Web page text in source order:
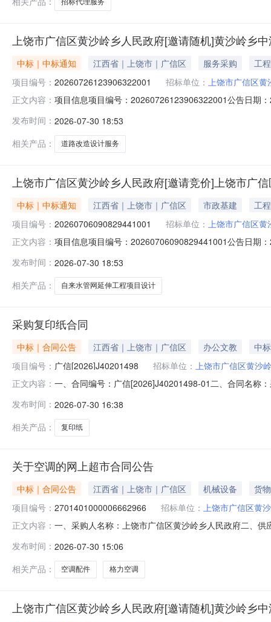
招标代理服务
上饶市广信区黄沙岭乡人民政府[邀请随机]黄沙岭乡
中标｜中标通知 江西省｜上饶市｜广信区 服务采购
工程
项目编号： 20260726123906322001 招标单位： 上饶市广信区
正文内容： 项目信息项目编号：20260726123906322001公告日期
村虎栏坑和湖山村两块坪至里三连坑道路改造工程提供
发布时间： 2026-07-30 18:53
相关产品：
道路改造设计服务
上饶市广信区黄沙岭乡人民政府[邀请竞价]上饶市广
中标｜中标通知 江西省｜上饶市｜广信区 市政基建
工程
项目编号： 20260706090829441001 招标单位： 上饶市广信区
正文内容： 项目信息项目编号：20260706090829441001公告日期
计商品信息商品名称品牌参数数量报价(元)总价(元)个
发布时间： 2026-07-30 18:53
相关产品：
自来水管网延伸工程项目设计
采购复印纸合同
中标｜合同公告 江西省｜上饶市｜广信区 办公文教
中
项目编号： 广信[2026]J40201498 招标单位： 上饶市广信区黄沙
正文内容： 一、合同编号：广信[2026]J40201498-01二、合同名称
信息主要标的名称：复印纸规格型号（或服务要求）：
发布时间： 2026-07-30 16:38
相关产品：
复印纸
关于空调的网上超市合同公告
中标｜合同公告 江西省｜上饶市｜广信区 机械设备
货物
项目编号： 2701401000006662966 招标单位： 上饶市广信区黄
正文内容： 一、采购人名称：上饶市广信区黄沙岭乡人民政府二、
B1(WIFI)空调格力/GREEKFR-35GW/(35504)FNhAj-
发布时间： 2026-07-30 15:06
相关产品：
空调配件 格力空调
上饶市广信区黄沙岭乡人民政府[邀请随机]黄沙岭乡